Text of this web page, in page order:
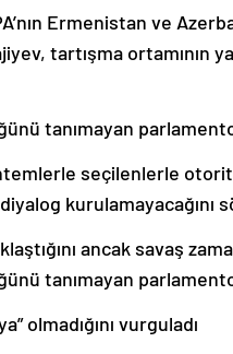
Ermenistan ve
tartışma ortamının
tanımayan
seçilenlerle
kurulamayacağını
ancak savaş
tanımayan
olmadığını vurguladı